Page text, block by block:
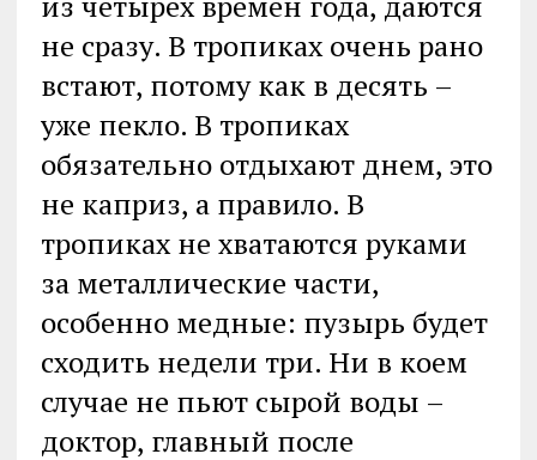
не сразу. В тропиках очень рано
встают, потому как в десять –
уже пекло. В тропиках
обязательно отдыхают днем, это
не каприз, а правило. В
тропиках не хватаются руками
за металлические части,
особенно медные: пузырь будет
сходить недели три. Ни в коем
случае не пьют сырой воды –
доктор, главный после